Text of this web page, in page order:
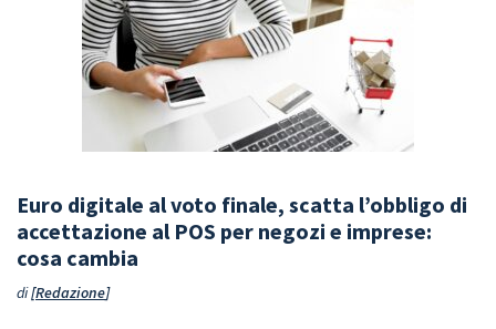
Euro digitale al voto finale, scatta l’obbligo di
accettazione al POS per negozi e imprese:
cosa cambia
di Redazione